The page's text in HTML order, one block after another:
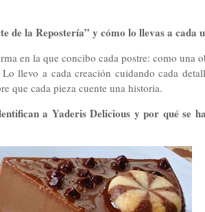
de la Repostería” y cómo lo llevas a cada
en la que concibo cada postre: como una
llevo a cada creación cuidando cada
que cada pieza cuente una historia.
a Yaderis Delicious y por qué se